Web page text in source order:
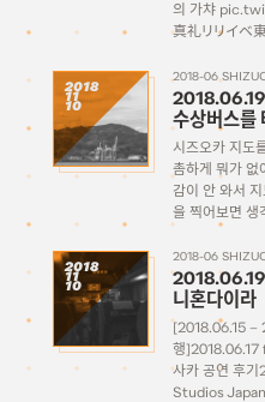
의 가챠
真礼リリイベ
때문에 식당들
쭉 한번 둘러
2018
11
10
2018-06
2018.06.19
수상버스를
시즈오카 지도
촘하게 뭐가 없
감이 안 와서
을 찍어보면 생
인 미호노 마츠
이건 […]
2018
11
10
2018-06
니혼다이라
[2018.06.15 –
행
사카 공연 후
Studios Japan